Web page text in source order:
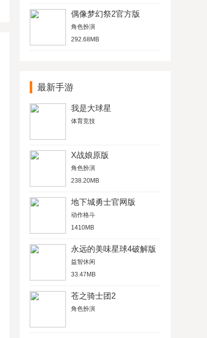
偶像梦幻祭2官方版
角色扮演
292.68MB
最新手游
我是大球星
体育竞技
X战娘原版
角色扮演
238.20MB
地下城勇士官网版
动作格斗
1410MB
永远的美味星球4破解版
益智休闲
33.47MB
苍之骑士团2
角色扮演